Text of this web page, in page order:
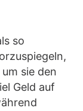
so
sie den
Geld auf